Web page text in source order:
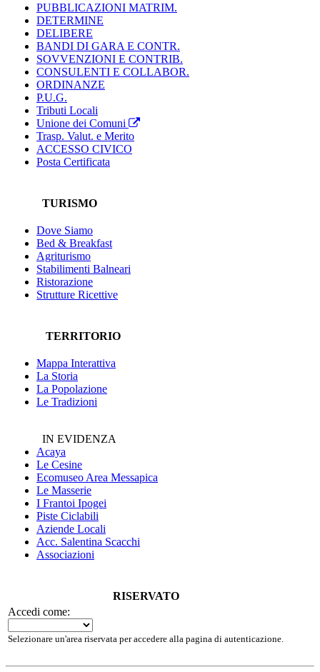
PUBBLICAZIONI MATRIM.
DETERMINE
DELIBERE
BANDI DI GARA E CONTR.
SOVVENZIONI E CONTRIB.
CONSULENTI E COLLABOR.
ORDINANZE
P.U.G.
Tributi Locali
Unione dei Comuni
Trasp. Valut. e Merito
ACCESSO CIVICO
Posta Certificata
TURISMO
Dove Siamo
Bed & Breakfast
Agriturismo
Stabilimenti Balneari
Ristorazione
Strutture Ricettive
TERRITORIO
Mappa Interattiva
La Storia
La Popolazione
Le Tradizioni
IN EVIDENZA
Acaya
Le Cesine
Ecomuseo Area Messapica
Le Masserie
I Frantoi Ipogei
Piste Ciclabili
Aziende Locali
Acc. Salentina Scacchi
Associazioni
RISERVATO
Accedi come:
Selezionare un'area riservata per accedere alla pagina di autenticazione.